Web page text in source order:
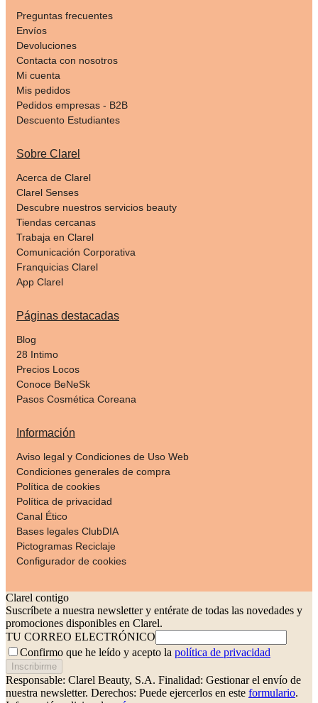
Preguntas frecuentes
Envíos
Devoluciones
Contacta con nosotros
Mi cuenta
Mis pedidos
Pedidos empresas - B2B
Descuento Estudiantes
Sobre Clarel
Acerca de Clarel
Clarel Senses
Descubre nuestros servicios beauty
Tiendas cercanas
Trabaja en Clarel
Comunicación Corporativa
Franquicias Clarel
App Clarel
Páginas destacadas
Blog
28 Intimo
Precios Locos
Conoce BeNeSk
Pasos Cosmética Coreana
Información
Aviso legal y Condiciones de Uso Web
Condiciones generales de compra
Política de cookies
Política de privacidad
Canal Ético
Bases legales ClubDIA
Pictogramas Reciclaje
Configurador de cookies
Clarel contigo
Suscríbete a nuestra newsletter y entérate de todas las novedades y
promociones disponibles en Clarel.
TU CORREO ELECTRÓNICO
Confirmo que he leído y acepto la política de privacidad
Inscribirme
Responsable: Clarel Beauty, S.A. Finalidad: Gestionar el envío de
nuestra newsletter. Derechos: Puede ejercerlos en este formulario.